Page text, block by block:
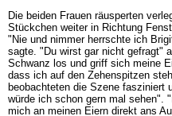
Die beiden Frauen räusperten
Stückchen weiter in Richtung
"Nie und nimmer herrschte ich
sagte. "Du wirst gar nicht gefragt"
Schwanz los und griff sich meine
dass ich auf den Zehenspitzen
beobachteten die Szene fasziniert
würde ich schon gern mal sehen".
mich an meinen Eiern direkt ans